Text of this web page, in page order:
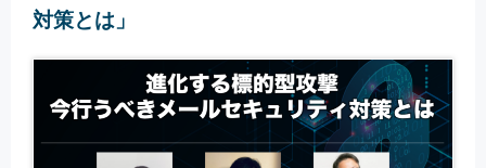
対策とは」